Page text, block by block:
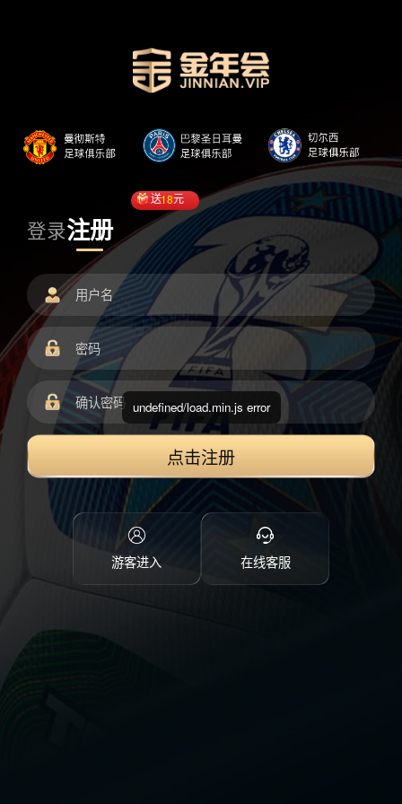
登录注册
送18元
点击注册
游客进入 在线客服
undefined/load.min.js error